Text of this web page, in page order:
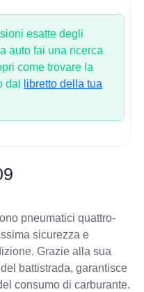
esatte degli
auto fai una ricerca
come trovare la
dal
libretto della tua
pneumatici quattro-
sicurezza e
Grazie alla sua
battistrada, garantisce
consumo di carburante.